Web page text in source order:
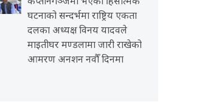
घटनाको सन्दर्भमा राष्ट्रिय एकता
दलका अध्यक्ष विनय यादवले
माइतीघर मण्डलामा जारी राखेको
आमरण अनशन नवौँ दिनमा